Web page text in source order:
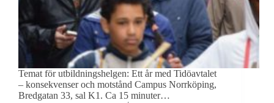
Temat för utbildningshelgen: Ett år med Tidöavtalet
– konsekvenser och motstånd Campus Norrköping,
Bredgatan 33, sal K1. Ca 15 minuter…